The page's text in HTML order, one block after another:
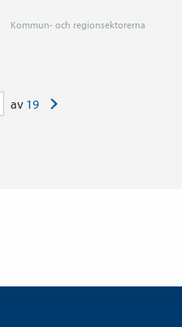
Kommun- och regionsektorerna
av 19